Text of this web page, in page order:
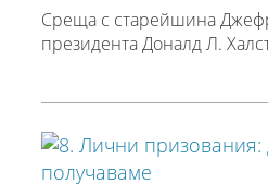
Среща с старейшина
президента Доналд Л.